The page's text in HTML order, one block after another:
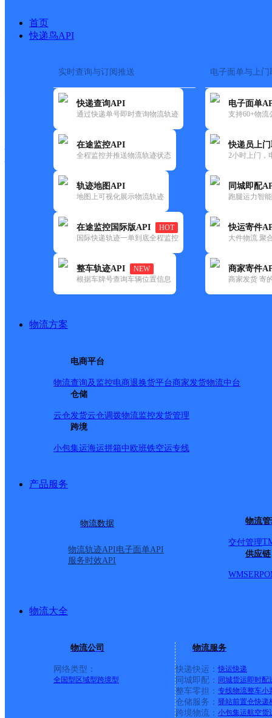
首页
快递鸟API
实时查询与订阅推送
快递查询API
通过快递单号即时查询物流轨迹
在途监控API
全程监控并推送物流轨迹状态
轨迹地图API
地图上可视化展示物流轨迹
在途监控国际版API
HOT
国际快递轨迹一单到底全程监控
整车轨迹API
NEW
根据车牌号查询车辆位置信息
电子面单与上门
电子面单
支持60+物流
快递员上
2小时上门，
同城即配
跑腿运力智
快运寄件
大件物流 聚
商家寄件
商家发货 寄
物流方案
电商平台
物流查询及监控电商退换货平台商家发货物流中台
仓储
云仓发货云仓调拨物流监控发货管理
跨境
小包集运海运拼箱中欧班铁空运专线
产品服务
物流数据
物流轨迹API电子面单API
服务时效API
物流
交付管理
供应链
WMSERP
物流大全
物流公司
网络类型：
全国型 区域型跨境型
物流服务
快递快运： 快运快递
同城即配： 同城货运即时配
整车零担： 专线物流整车小
仓储服务： 驿站前置仓快递
跨境物流： 小包集运航空货
快运大全 快递时效
韵达
安徽淮南公司银鹭小区南门韵
更新时间：2022-07-14 00:00:00
所属快递：韵达速递
所属区域：安徽省-淮南市-田家庵区
网点地址：中国安徽省淮南市田家庵区朝阳街道银鹭万树
网点负责人：